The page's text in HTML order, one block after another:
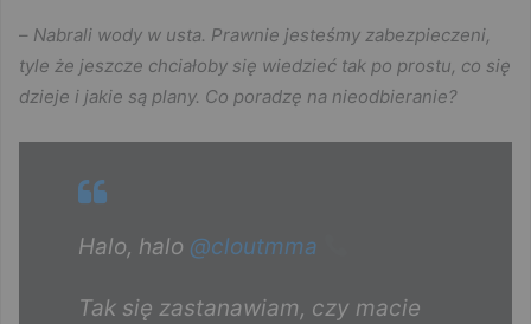
– Nabrali wody w usta. Prawnie jesteśmy zabezpieczeni,
tyle że jeszcze chciałoby się wiedzieć tak po prostu, co się
dzieje i jakie są plany. Co poradzę na nieodbieranie?
Halo, halo @cloutmma
Tak się zastanawiam, czy macie